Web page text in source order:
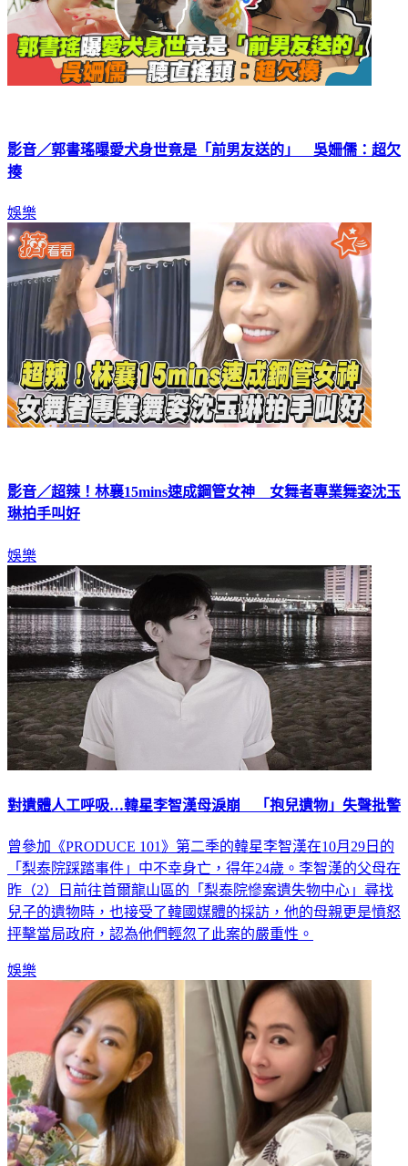
影音／郭書瑤曝愛犬身世竟是「前男友送的」 吳姍儒：超欠
揍
娛樂
影音／超辣！林襄15mins速成鋼管女神 女舞者專業舞姿沈玉
琳拍手叫好
娛樂
對遺體人工呼吸…韓星李智漢母淚崩 「抱兒遺物」失聲批警
曾參加《PRODUCE 101》第二季的韓星李智漢在10月29日的
「梨泰院踩踏事件」中不幸身亡，得年24歲。李智漢的父母在
昨（2）日前往首爾龍山區的「梨泰院慘案遺失物中心」尋找
兒子的遺物時，也接受了韓國媒體的採訪，他的母親更是憤怒
抨擊當局政府，認為他們輕忽了此案的嚴重性。
娛樂